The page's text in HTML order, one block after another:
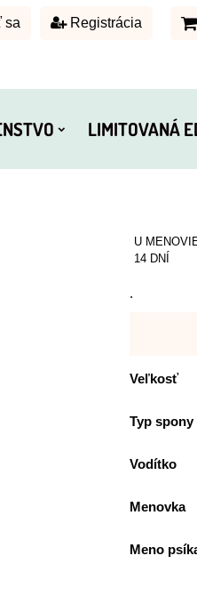
sa Registrácia
LIMITOVANÁ
U
14 DNÍ
.
Veľkosť
Typ spony
Vodítko
Menovka
Meno